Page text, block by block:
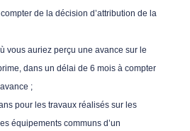
de la décision d’attribution de la
vous auriez perçu une avance sur le
dans un délai de 6 mois à compter
;
pour les travaux réalisés sur les
équipements communs d’un